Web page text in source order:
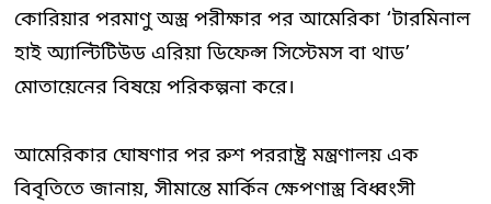
কোরিয়ার পরমাণু অস্ত্র পরীক্ষার পর আমেরিকা ‘টারমিনাল
হাই অ্যাল্টিটিউড এরিয়া ডিফেন্স সিস্টেমস বা থাড’
মোতায়েনের বিষয়ে পরিকল্পনা করে।
আমেরিকার ঘোষণার পর রুশ পররাষ্ট্র মন্ত্রণালয় এক
বিবৃতিতে জানায়, সীমান্তে মার্কিন ক্ষেপণাস্ত্র বিধ্বংসী